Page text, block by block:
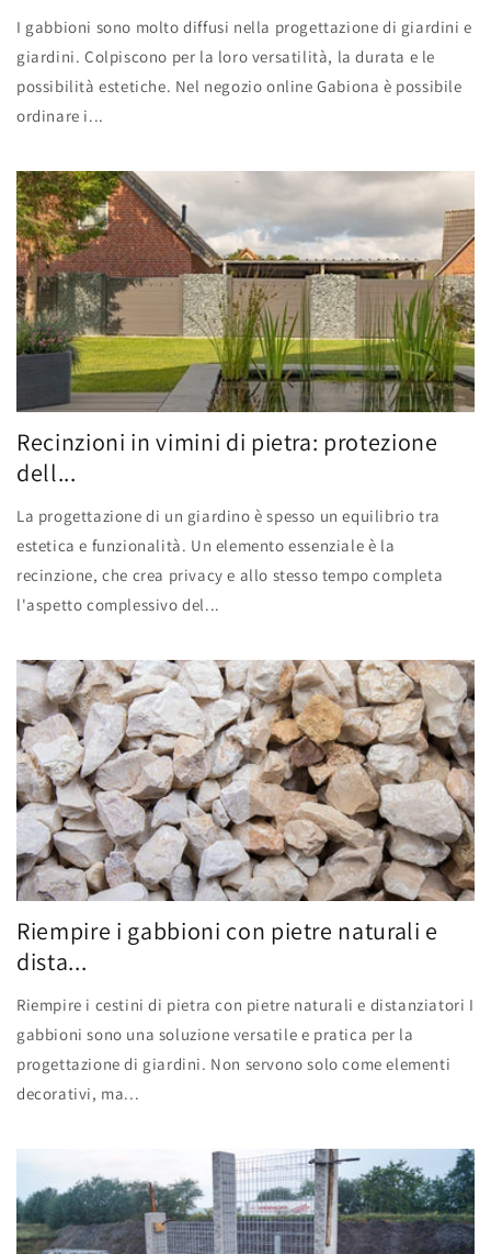
I gabbioni sono molto diffusi nella progettazione di giardini e
giardini. Colpiscono per la loro versatilità, la durata e le
possibilità estetiche. Nel negozio online Gabiona è possibile
ordinare i...
Recinzioni in vimini di pietra: protezione
dell...
La progettazione di un giardino è spesso un equilibrio tra
estetica e funzionalità. Un elemento essenziale è la
recinzione, che crea privacy e allo stesso tempo completa
l'aspetto complessivo del...
Riempire i gabbioni con pietre naturali e
dista...
Riempire i cestini di pietra con pietre naturali e distanziatori I
gabbioni sono una soluzione versatile e pratica per la
progettazione di giardini. Non servono solo come elementi
decorativi, ma...